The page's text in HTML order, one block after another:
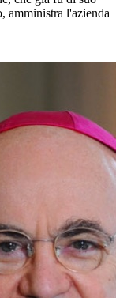
amministra l'azienda